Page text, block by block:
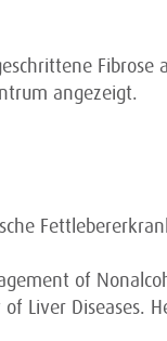
Fibrose
angezeigt.
of
Liver Diseases.